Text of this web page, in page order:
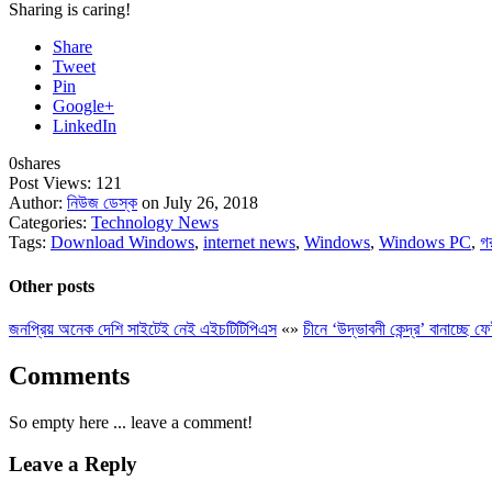
Sharing is caring!
Share
Tweet
Pin
Google+
LinkedIn
0shares
Post Views: 121
Author: নিউজ ডেস্ক on July 26, 2018
Categories: Technology News
Tags: Download Windows, internet news, Windows, Windows PC,
Other posts
জনপ্রিয় অনেক দেশি সাইটেই নেই এইচটিটিপিএস«» চীনে ‘উদ্ভাবনী কেন্দ্র’ বানাচ্ছে
Comments
So empty here ... leave a comment!
Leave a Reply